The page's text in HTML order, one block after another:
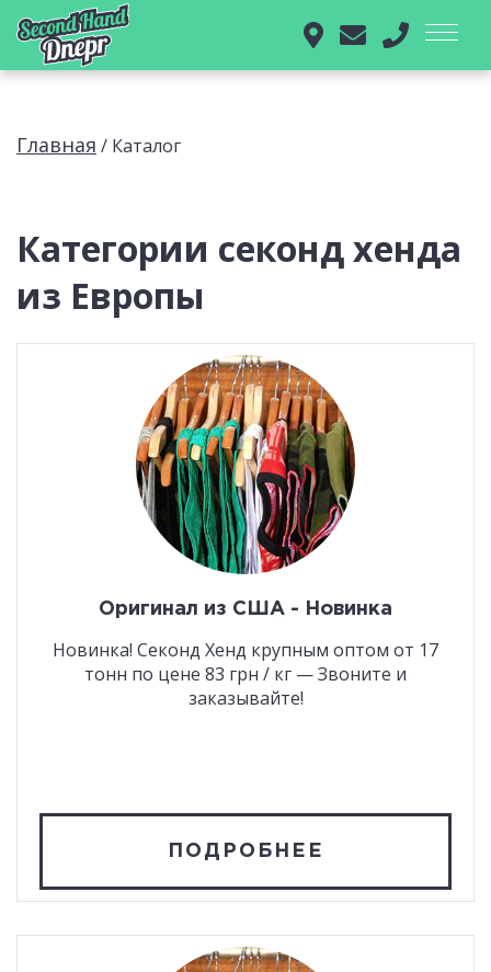
Главная / Каталог
Категории секонд хенда
из Европы
Оригинал из США - Новинка
Новинка! Секонд Хенд крупным оптом от 17
тонн по цене 83 грн / кг — Звоните и
заказывайте!
ПОДРОБНЕЕ